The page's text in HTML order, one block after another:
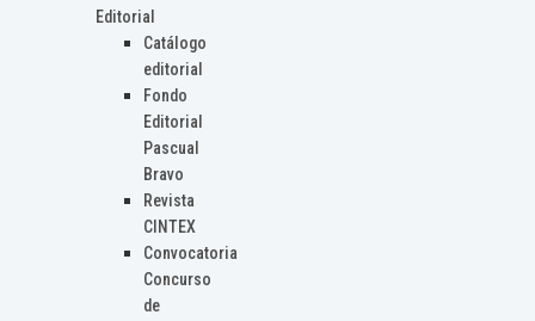
Editorial
Catálogo
editorial
Fondo
Editorial
Pascual
Bravo
Revista
CINTEX
Convocatoria
Concurso
de